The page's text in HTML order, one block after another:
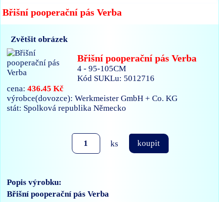
Břišní pooperační pás Verba
Zvětšit obrázek
Břišní pooperační pás Verba
4 - 95-105CM
Kód SUKLu: 5012716
cena:436.45 Kč
výrobce(dovozce): Werkmeister GmbH + Co. KG
stát: Spolková republika Německo
ks koupit
Popis výrobku:
Břišní pooperační pás Verba